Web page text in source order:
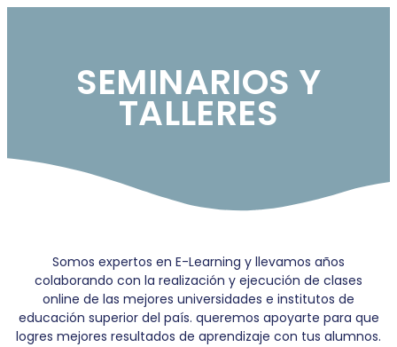
SEMINARIOS Y
TALLERES
Somos expertos en E-Learning y llevamos años
colaborando con la realización y ejecución de clases
online de las mejores universidades e institutos de
educación superior del país. queremos apoyarte para que
logres mejores resultados de aprendizaje con tus alumnos.